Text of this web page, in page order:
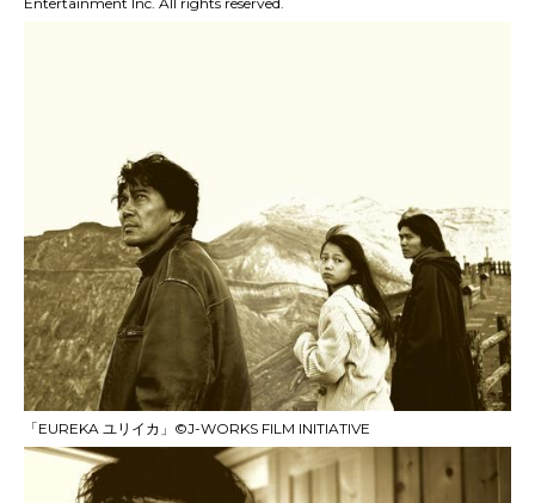
「EUREKA ユリイカ」©J-WORKS FILM INITIATIVE